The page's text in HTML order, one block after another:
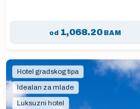
od 1,068.20 BAM
Hotel gradskog tipa
Idealan za mlade
Luksuzni hotel